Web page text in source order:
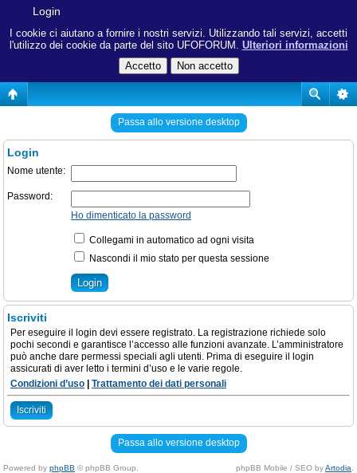
I cookie ci aiutano a fornire i nostri servizi. Utilizzando tali servizi, accetti
l'utilizzo dei cookie da parte del sito UFOFORUM. Ulteriori informazioni
Login
Passa allo versione desktop
Login
Nome utente:
Password:
Ho dimenticato la password
Collegami in automatico ad ogni visita
Nascondi il mio stato per questa sessione
Iscriviti
Per eseguire il login devi essere registrato. La registrazione richiede solo
pochi secondi e garantisce l’accesso alle funzioni avanzate. L’amministratore
può anche dare permessi speciali agli utenti. Prima di eseguire il login
assicurati di aver letto i termini d’uso e le varie regole.
Condizioni d’uso
Trattamento dei dati personali
Iscriviti
Passa allo versione desktop
Powered by phpBB © phpBB Group. phpBB Mobile / SEO byArtodia